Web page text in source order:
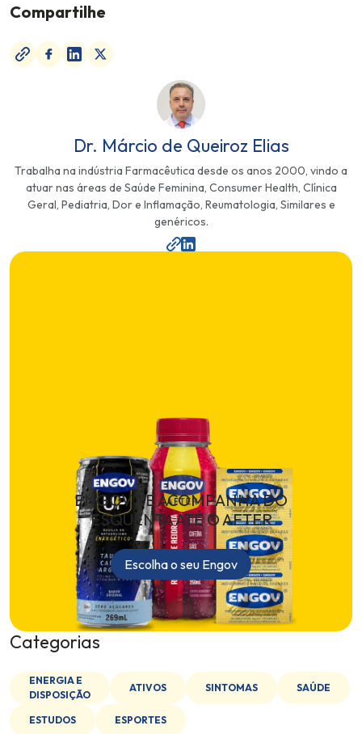
Compartilhe
Dr. Márcio de Queiroz Elias
Trabalha na indústria Farmacêutica desde os anos 2000, vindo a
atuar nas áreas de Saúde Feminina, Consumer Health, Clínica
Geral, Pediatria, Dor e Inflamação, Reumatologia, Similares e
genéricos.
ENGOV TE ACOMPANHA DO
ESQUENTA ATÉ O AFTER
Escolha o seu Engov
Categorias
ENERGIA E
DISPOSIÇÃO
ATIVOS SINTOMAS SAÚDE
ESTUDOS ESPORTES